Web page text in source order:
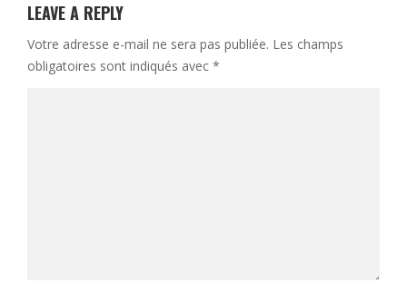
LEAVE A REPLY
Votre adresse e-mail ne sera pas publiée. Les champs
obligatoires sont indiqués avec *